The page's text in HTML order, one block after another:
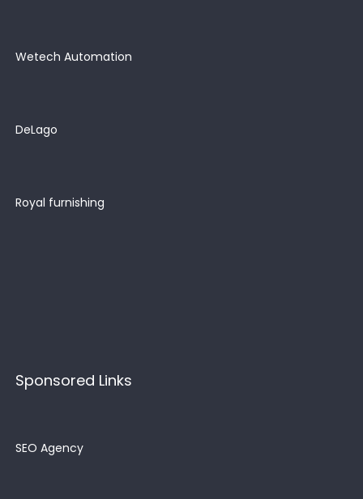
Wetech Automation
DeLago
Royal furnishing
Sponsored Links
SEO Agency